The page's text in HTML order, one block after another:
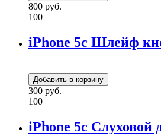
800 руб.
100
iPhone 5c Шлейф
300 руб.
100
iPhone 5c Слуховой